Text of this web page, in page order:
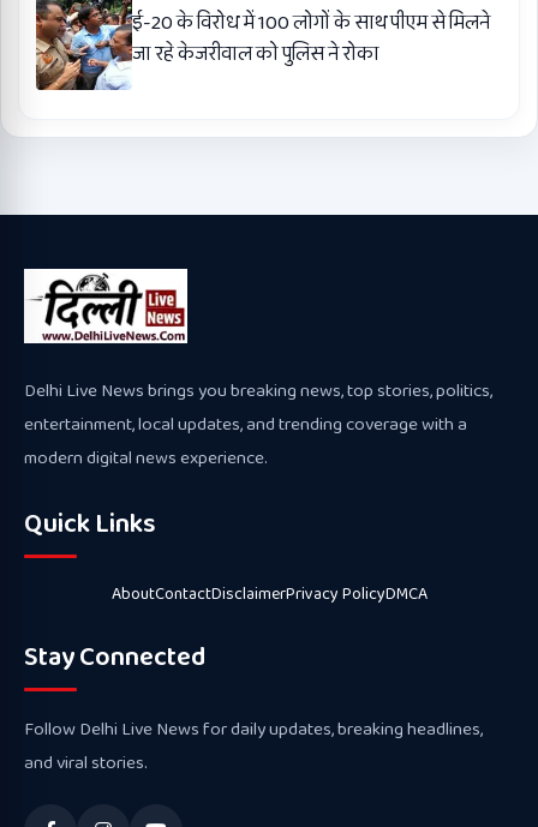
ई-20 के विरोध में 100 लोगों के साथ पीएम से मिलने
जा रहे केजरीवाल को पुलिस ने रोका
Delhi Live News brings you breaking news, top stories, politics,
entertainment, local updates, and trending coverage with a
modern digital news experience.
Quick Links
AboutContactDisclaimerPrivacy PolicyDMCA
Stay Connected
Follow Delhi Live News for daily updates, breaking headlines,
and viral stories.